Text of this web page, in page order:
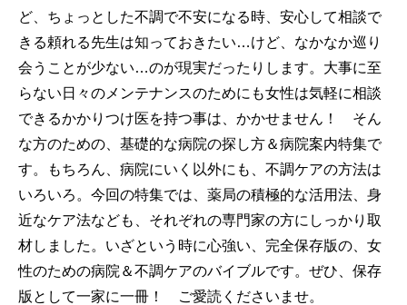
ど、ちょっとした不調で不安になる時、安心して相談で
きる頼れる先生は知っておきたい…けど、なかなか巡り
会うことが少ない…のが現実だったりします。大事に至
らない日々のメンテナンスのためにも女性は気軽に相談
できるかかりつけ医を持つ事は、かかせません！ そん
な方のための、基礎的な病院の探し方＆病院案内特集で
す。もちろん、病院にいく以外にも、不調ケアの方法は
いろいろ。今回の特集では、薬局の積極的な活用法、身
近なケア法なども、それぞれの専門家の方にしっかり取
材しました。いざという時に心強い、完全保存版の、女
性のための病院＆不調ケアのバイブルです。ぜひ、保存
版として一家に一冊！ ご愛読くださいませ。